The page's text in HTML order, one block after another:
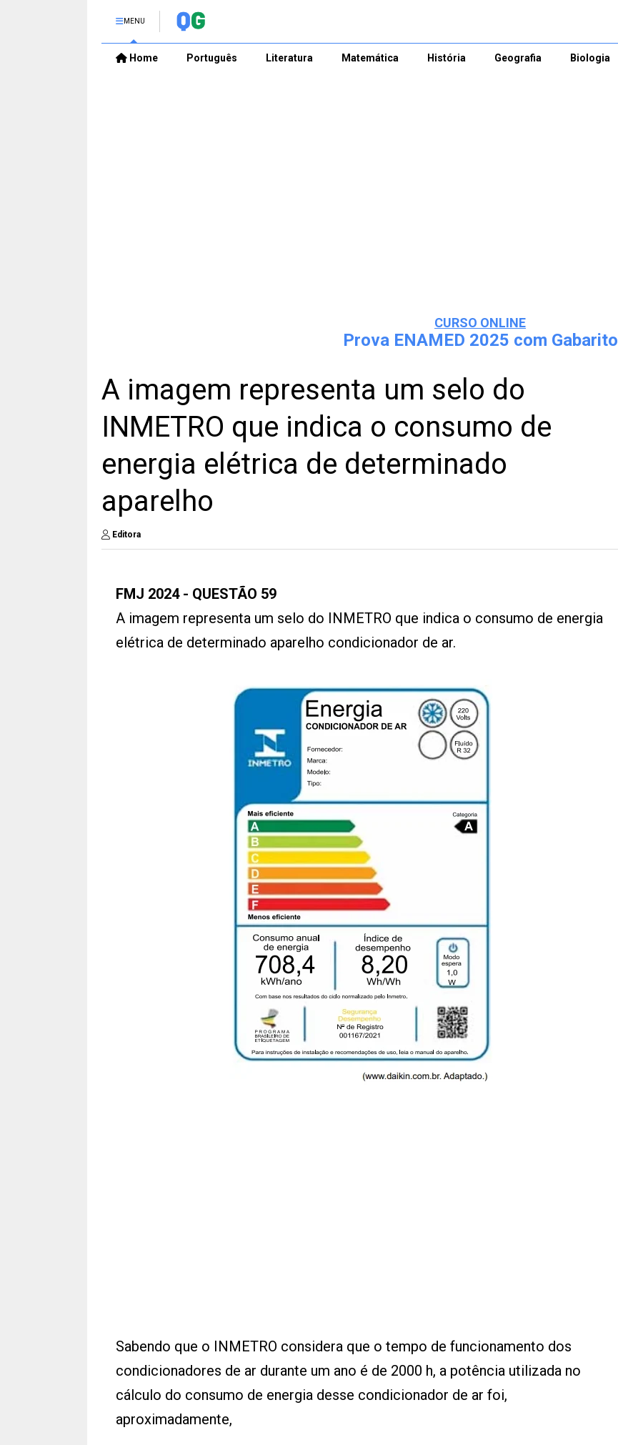
MENU
Home Português Literatura Matemática História Geografia Biologia
CURSO ONLINE
Prova ENAMED 2025 com Gabarito
A imagem representa um selo do
INMETRO que indica o consumo de
energia elétrica de determinado
aparelho
Editora
FMJ 2024 - QUESTÃO 59
A imagem representa um selo do INMETRO que indica o consumo de energia
elétrica de determinado aparelho condicionador de ar.
Sabendo que o INMETRO considera que o tempo de funcionamento dos
condicionadores de ar durante um ano é de 2000 h, a potência utilizada no
cálculo do consumo de energia desse condicionador de ar foi,
aproximadamente,